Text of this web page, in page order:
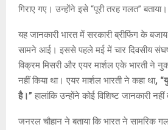
गिराए गए। उन्होंने इसे “पूरी तरह गलत” बताया।
यह जानकारी भारत में सरकारी ब्रीफिंग के
सामने आई। इससे पहले मई में चार दिवसीय
विक्रम मिसरी और एयर मार्शल एके भारती ने
नहीं किया था। एयर मार्शल भारती ने कहा था,
है।” हालांकि उन्होंने कोई विशिष्ट जानकारी नहीं
जनरल चौहान ने बताया कि भारत ने सामरिक